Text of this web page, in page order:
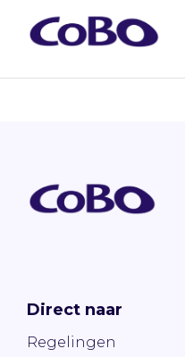
Direct naar
Regelingen